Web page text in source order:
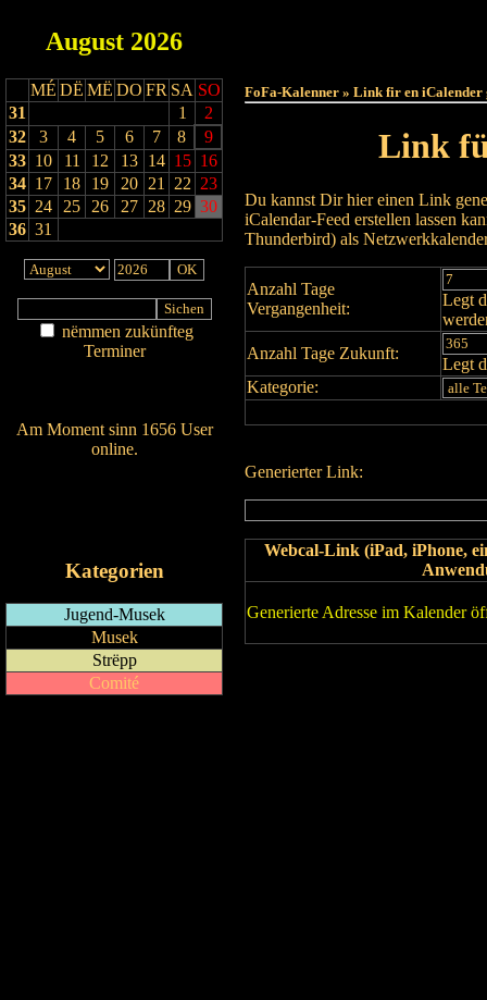
August 2026
MÉ DË MË DO FR SA SO
31
1
2
32
3 4 5 6 7 8
9
33 10 11 12 13 14 15 16
34 17 18 19 20 21 22 23
35 24 25 26 27 28 29 30
36 31
nëmmen zukünfteg
Terminer
Am Moment sinn 1656 User
online.
Kategorien
Jugend-Musek
Musek
Strëpp
Comité
FoFa-Kalenner » Link fir en iCalender
Link
Du kannst Dir hier einen Link
iCalendar-Feed erstellen lassen
Thunderbird) als
Anzahl Tage
Vergangenheit:
Legt
Anzahl Tage Zukunft:
Legt
Kategorie:
Generierter Link:
Webcal-Link (iPad, iPhone,
Generierte Adresse im Kalender